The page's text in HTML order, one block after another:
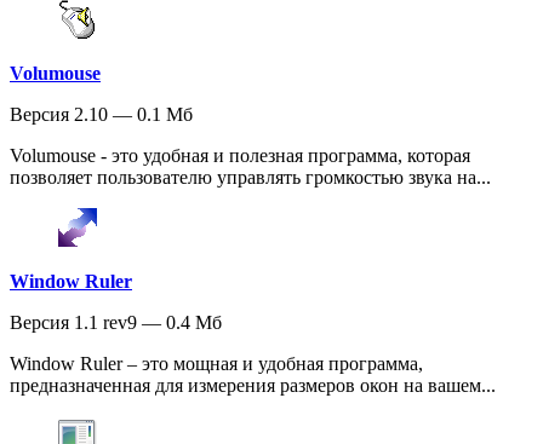
Volumouse
Версия 2.10 — 0.1 Мб
Volumouse - это удобная и полезная программа, которая
позволяет пользователю управлять громкостью звука на...
Window Ruler
Версия 1.1 rev9 — 0.4 Мб
Window Ruler – это мощная и удобная программа,
предназначенная для измерения размеров окон на вашем...